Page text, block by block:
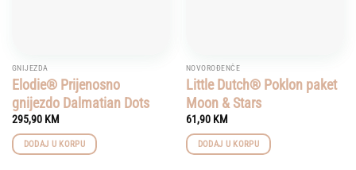
GNIJEZDA
Elodie® Prijenosno
gnijezdo Dalmatian Dots
295,90 KM
DODAJ U KORPU
NOVOROĐENČE
Little Dutch® Poklon paket
Moon & Stars
61,90 KM
DODAJ U KORPU